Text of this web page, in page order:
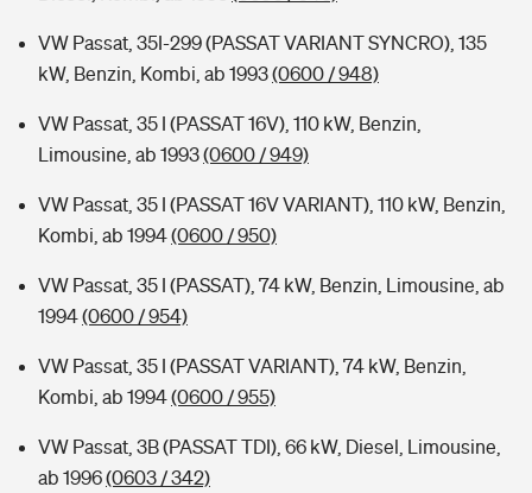
VW Passat, 35I-299 (PASSAT VARIANT SYNCRO), 135
kW, Benzin, Kombi, ab 1993(0600 / 948)
VW Passat, 35 I (PASSAT 16V), 110 kW, Benzin,
Limousine, ab 1993(0600 / 949)
VW Passat, 35 I (PASSAT 16V VARIANT), 110 kW, Benzin,
Kombi, ab 1994(0600 / 950)
VW Passat, 35 I (PASSAT), 74 kW, Benzin, Limousine, ab
1994(0600 / 954)
VW Passat, 35 I (PASSAT VARIANT), 74 kW, Benzin,
Kombi, ab 1994(0600 / 955)
VW Passat, 3B (PASSAT TDI), 66 kW, Diesel, Limousine,
ab 1996(0603 / 342)